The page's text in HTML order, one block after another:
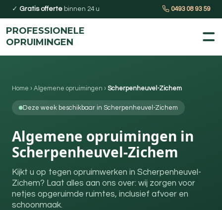
✓ Gratis offerte binnen 24 u 0493 08 93 59
PROFESSIONELE
OPRUIMINGEN
Home › Algemene opruimingen › Scherpenheuvel-Zichem
Deze week beschikbaar in Scherpenheuvel-Zichem
Algemene opruimingen in
Scherpenheuvel-Zichem
Kijkt u op tegen opruimwerken in Scherpenheuvel-
Zichem? Laat alles aan ons over: wij zorgen voor
netjes opgeruimde ruimtes, inclusief afvoer en
schoonmaak.